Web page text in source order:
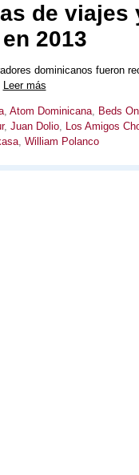
de viajes
2013
dominicanos fueron
Leer más
, Atom Dominicana, Beds
, Juan Dolio, Los Amigos
, William Polanco